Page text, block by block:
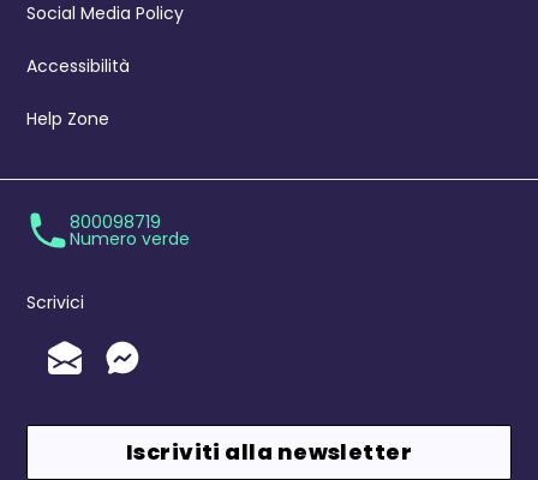
Social Media Policy
Accessibilità
Help Zone
800098719
Numero verde
Scrivici
Invia un'Email
Messenger
Iscriviti alla newsletter